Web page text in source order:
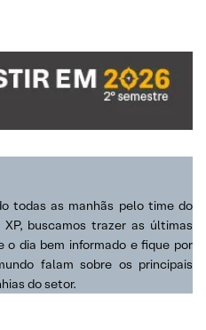
todas as manhãs pelo time do
XP, buscamos trazer as últimas
o dia bem informado e fique por
falam sobre os principais
do setor.